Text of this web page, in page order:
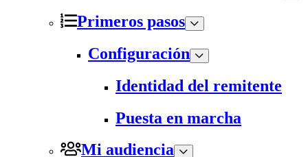
Primeros pasos
Configuración
Identidad del remitente
Puesta en marcha
Mi audiencia